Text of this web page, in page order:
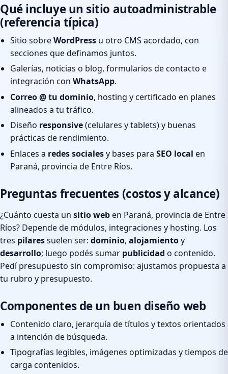
Qué incluye un sitio autoadministrable
(referencia típica)
Sitio sobreWordPress u otro CMS acordado, con
secciones que definamos juntos.
Galerías, noticias o blog, formularios de contacto e
integración con WhatsApp.
Correo @ tu dominio, hosting y certificado en planes
alineados a tu tráfico.
Diseño responsive(celulares y tablets) y buenas
prácticas de rendimiento.
Enlaces a redes socialesy bases para SEO local en
Paraná, provincia de Entre Ríos.
Preguntas frecuentes (costos y alcance)
¿Cuánto cuesta un sitio weben Paraná, provincia de Entre
Ríos? Depende de módulos, integraciones y hosting. Los
tres pilaressuelen ser: dominio, alojamientoy
desarrollo; luego podés sumar publicidad o contenido.
Pedí presupuesto sin compromiso: ajustamos propuesta a
tu rubro y presupuesto.
Componentes de un buen diseño web
Contenido claro, jerarquía de títulos y textos orientados
a intención de búsqueda.
Tipografías legibles, imágenes optimizadas y tiempos de
carga contenidos.